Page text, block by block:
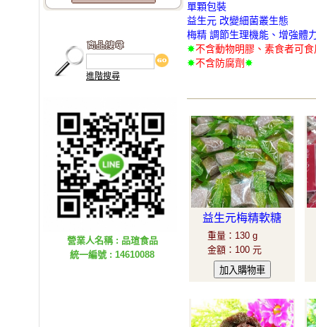
進階搜尋
營業人名稱 : 品瑄食品
統一編號 : 14610088
單顆包裝
益生元 改變細菌叢生態
梅精 調節生理機能、增強體
✸不含動物明膠、素食者可
✸不含防腐劑 ✸
益生元梅精軟糖
重量： 130 g
金額： 100 元